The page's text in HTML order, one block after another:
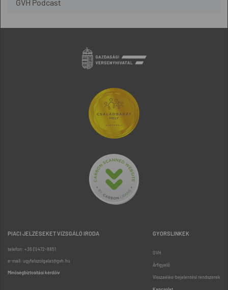
GVH Podcast
PIACI JELZÉSEKET VIZSGÁLÓ IRODA
telefon: +36 (1) 472-8851
e-mail: ugyfelszolgalat@gvh.hu
Minőségbiztosítási kérdőív
GYORSLINKEK
GVH
Árfigyelő
Visszaélés-bejelentési rendszerek